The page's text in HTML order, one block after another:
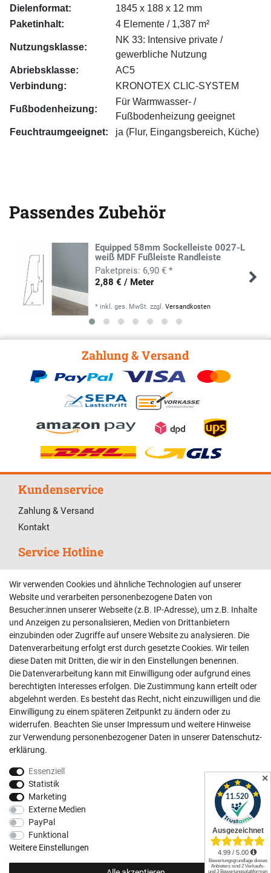
Dielenformat:
1845 x 188 x 12 mm
Paketinhalt:
4 Elemente / 1,387 m²
Nutzungsklasse:
NK 33: Intensive private /
gewerbliche Nutzung
Abriebsklasse:
AC5
Verbindung:
KRONOTEX CLIC-SYSTEM
Fußbodenheizung:
Für Warmwasser- /
Fußbodenheizung geeignet
Feuchtraumgeeignet:
ja (Flur, Eingangsbereich, Küche)
Passendes Zubehör
Equipped 58mm Sockelleiste 0027-L
weiß MDF Fußleiste Randleiste
6,90 € *
2,88 € / Meter
* inkl. ges. MwSt. zzgl.Versandkosten
Zahlung & Versand
Kundenservice
Zahlung & Versand
Kontakt
Service Hotline
Telefonische Unterstützung und Beratung unter:
02381 9878909
Mo-Fr, 9:00 - 18:00 Uhr
Sa, 9:00 - 13:00 Uhr
Kundenkonto
Registrieren
Login
Hilfe
Informationen
Impressum
Datenschutzerklärung
AGB
Vertrag widerrufen
Social Media
✕
Wir verwenden Cookies und ähnliche Technologien auf unserer
Website und verarbeiten personenbezogene Daten von
Besucher:innen unserer Webseite (z.B. IP-Adresse), um z.B. Inhalte
und Anzeigen zu personalisieren, Medien von Drittanbietern
einzubinden oder Zugriffe auf unsere Website zu analysieren. Die
Datenverarbeitung erfolgt erst durch gesetzte Cookies. Wir teilen
diese Daten mit Dritten, die wir in den Einstellungen benennen.
Die Datenverarbeitung kann mit Einwilligung oder aufgrund eines
berechtigten Interesses erfolgen. Die Zustimmung kann erteilt oder
abgelehnt werden. Es besteht das Recht, nicht einzuwilligen und die
Einwilligung zu einem späteren Zeitpunkt zu ändern oder zu
widerrufen. Beachten Sie unser Impressum und weitere Hinweise
zur Verwendung personenbezogener Daten in unserer Daten­schutz­
erklärung.
Essenziell
Statistik
Marketing
Externe Medien
PayPal
Funktional
Weitere Einstellungen